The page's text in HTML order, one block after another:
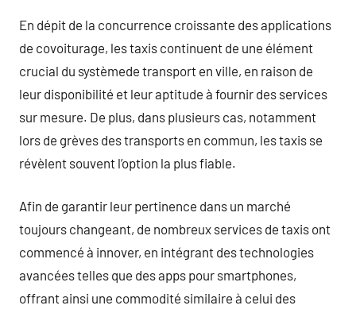
En dépit de la concurrence croissante des applications
de covoiturage, les taxis continuent de une élément
crucial du systèmede transport en ville, en raison de
leur disponibilité et leur aptitude à fournir des services
sur mesure. De plus, dans plusieurs cas, notamment
lors de grèves des transports en commun, les taxis se
révèlent souvent l’option la plus fiable.
Afin de garantir leur pertinence dans un marché
toujours changeant, de nombreux services de taxis ont
commencé à innover, en intégrant des technologies
avancées telles que des apps pour smartphones,
offrant ainsi une commodité similaire à celui des